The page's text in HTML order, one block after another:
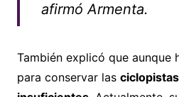
afirmó Armenta.
También explicó que aunque
para conservar las ciclopistas